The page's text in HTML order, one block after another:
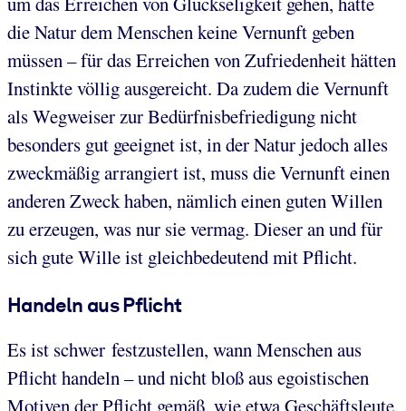
die Natur dem Menschen keine Vernunft geben
müssen – für das Erreichen von Zufriedenheit hätten
Instinkte völlig ausgereicht. Da zudem die Vernunft
als Wegweiser zur Bedürfnisbefriedigung nicht
besonders gut geeignet ist, in der Natur jedoch alles
zweckmäßig arrangiert ist, muss die Vernunft einen
anderen Zweck haben, nämlich einen guten Willen
zu erzeugen, was nur sie vermag. Dieser an und für
sich gute Wille ist gleichbedeutend mit Pflicht.
Handeln aus Pflicht
Es ist schwer festzustellen, wann Menschen aus
Pflicht handeln – und nicht bloß aus egoistischen
Motiven der Pflicht gemäß, wie etwa Geschäftsleute,